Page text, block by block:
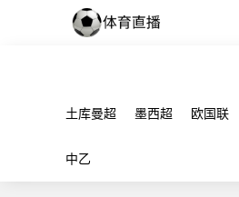
土库曼超 墨西超 欧国联
中乙